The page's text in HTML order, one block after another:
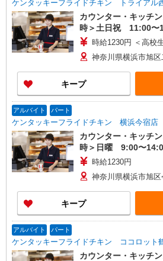
ケンタッキーフライドチキン トライアル
カウンター・キッチ
時＞土日祝 11:00〜
時給1230円 ＜高校
神奈川県横浜市旭区
キープ
アルバイト パート
ケンタッキーフライドチキン 横浜今宿店
カウンター・キッチ
時＞日曜 9:00〜
時給1230円
神奈川県横浜市旭
キープ
アルバイト パート
ケンタッキーフライドチキン ココロット
カウンター・キッチ